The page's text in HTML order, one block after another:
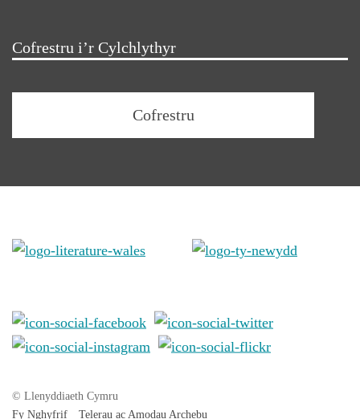
Cofrestru i’r Cylchlythyr
© Llenyddiaeth Cymru
Fy Nghyfrif
Telerau ac Amodau Archebu